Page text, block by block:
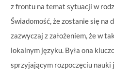
z frontu na temat sytuacji w
Świadomość, że zostanie się na
zazwyczaj z założeniem, że w
lokalnym języku. Była ona
sprzyjającym rozpoczęciu nauki